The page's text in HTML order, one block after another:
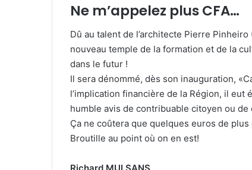
Ne m’appelez plus CFA…
Dû au talent de l’architecte Pierre
nouveau temple de la formation et de la
dans le futur !
Il sera dénommé, dès son inauguration,
l’implication financière de la Région, il
humble avis de contribuable citoyen ou
Ça ne coûtera que quelques euros de
Broutille au point où on en est!